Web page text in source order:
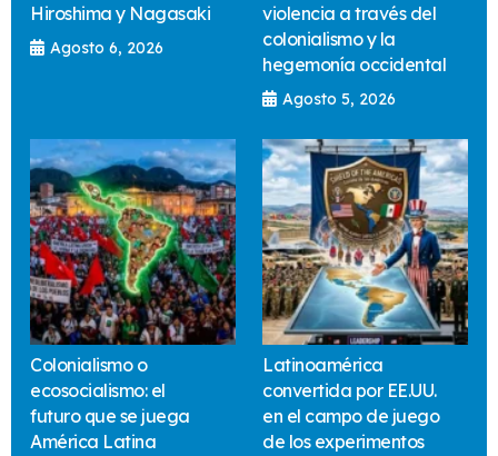
Hiroshima y Nagasaki
Agosto 6, 2026
violencia a través del
colonialismo y la
hegemonía occidental
Agosto 5, 2026
Colonialismo o
ecosocialismo: el
futuro que se juega
América Latina
Latinoamérica
convertida por EE.UU.
en el campo de juego
de los experimentos